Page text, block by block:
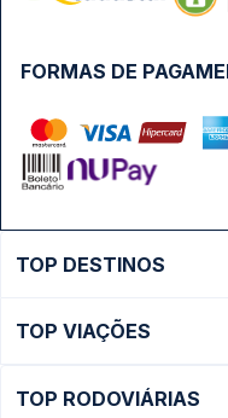
FORMAS DE
TOP DESTINOS
Ônibus São Paulo
TOP VIAÇÕES
TOP RODOVIÁRIAS